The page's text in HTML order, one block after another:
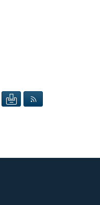
SEITE DRUCKEN